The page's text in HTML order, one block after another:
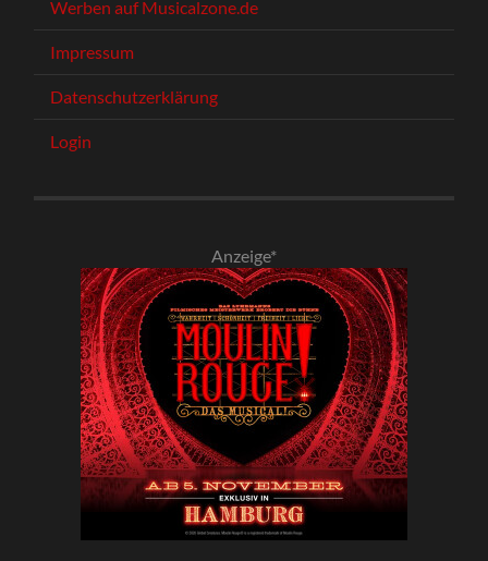
Werben auf Musicalzone.de
Impressum
Datenschutzerklärung
Login
Anzeige*